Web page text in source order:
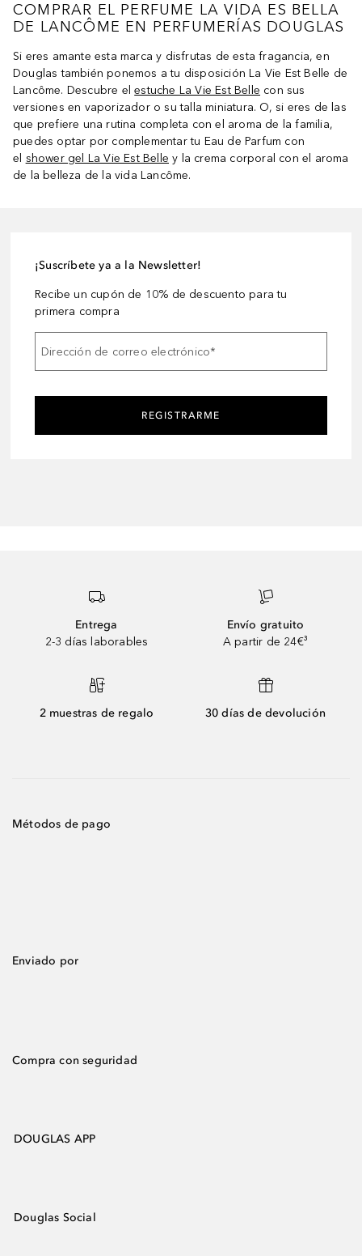
COMPRAR EL PERFUME LA VIDA ES BELLA
DE LANCÔME EN PERFUMERÍAS DOUGLAS
Si eres amante esta marca y disfrutas de esta fragancia, en
Douglas también ponemos a tu disposición La Vie Est Belle de
Lancôme. Descubre elestuche La Vie Est Belle con sus
versiones en vaporizador o su talla miniatura. O, si eres de las
que prefiere una rutina completa con el aroma de la familia,
puedes optar por complementar tu Eau de Parfum con
el shower gel La Vie Est Belle y la crema corporal con el aroma
de la belleza de la vida Lancôme.
¡Suscríbete ya a la Newsletter!
Recibe un cupón de 10% de descuento para tu
primera compra
Dirección de correo electrónico*
REGISTRARME
Entrega
2-3 días laborables
Envío gratuito
A partir de 24€³
2 muestras de regalo 30 días de devolución
Métodos de pago
Enviado por
Compra con seguridad
DOUGLAS APP
Douglas Social